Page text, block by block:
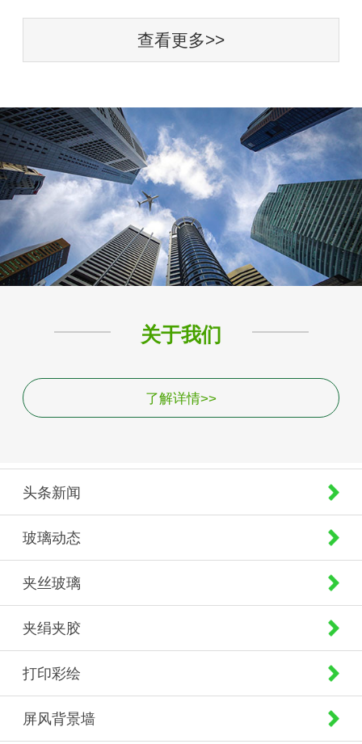
查看更多>>
关于我们
了解详情>>
头条新闻
玻璃动态
夹丝玻璃
夹绢夹胶
打印彩绘
屏风背景墙